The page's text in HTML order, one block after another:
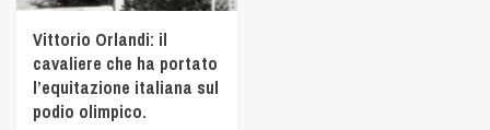
Vittorio Orlandi: il
cavaliere che ha portato
l’equitazione italiana sul
podio olimpico.